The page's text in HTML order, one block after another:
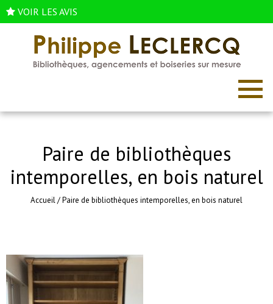
VOIR LES AVIS
Paire de bibliothèques
intemporelles, en bois naturel
Accueil/Paire de bibliothèques intemporelles, en bois naturel